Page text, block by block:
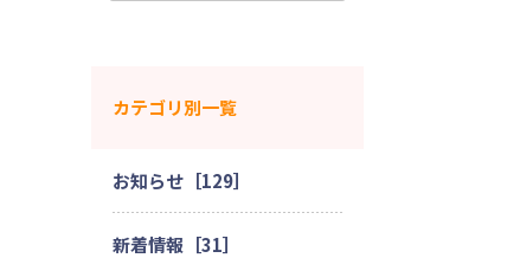
カテゴリ別一覧
お知らせ［129］
新着情報［31］